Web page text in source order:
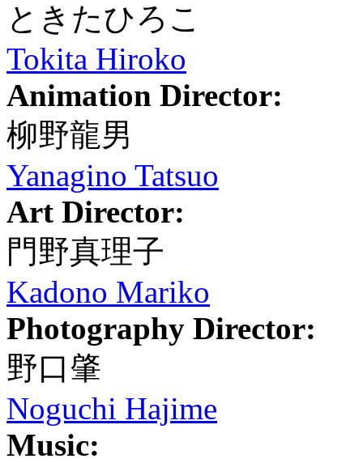
ときたひろこ
Tokita Hiroko
Animation Director:
柳野龍男
Yanagino Tatsuo
Art Director:
門野真理子
Kadono Mariko
Photography Director:
野口肇
Noguchi Hajime
Music: